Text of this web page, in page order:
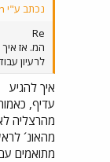
נכתב ע"י Talash:
Re
לרעיון
איך להגיע
עדיף,
מהרצליה
מתואמים